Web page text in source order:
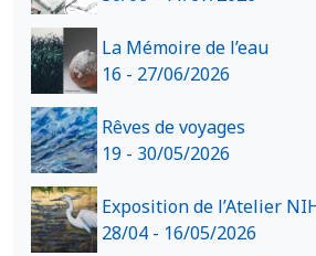
La Mémoire de l’eau
16 - 27/06/2026
Rêves de voyages
19 - 30/05/2026
Exposition de l’Atelier
28/04 - 16/05/2026